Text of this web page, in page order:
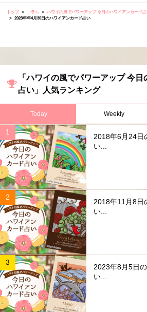
トップ コラム
ハワイの風でパワーアップ 今日のハワイアンカード
2023年年4月30日のハワイアンカード占い
「ハワイの風でパワーアップ 今
占い」人気ランキング
Today Weekly
2018年6月24日
い...
2018年11月8日
い...
2023年8月5日
い...